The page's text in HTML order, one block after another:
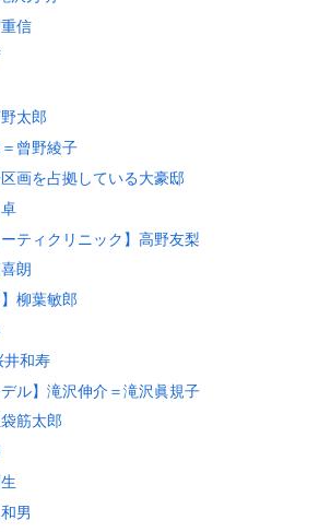
信
太郎
＝曾野綾子
画を占拠している大豪邸
ーティクリニック】高野友梨
朗
柳葉敏郎
井和寿
デル】滝沢伸介＝滝沢眞規子
筋太郎
男